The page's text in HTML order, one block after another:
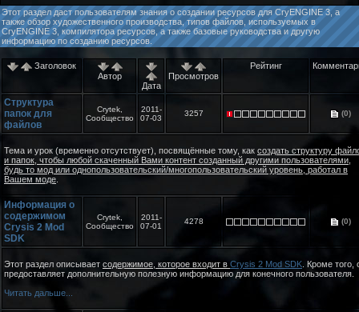
Этот раздел даст пользователям знания о создании ресурсов для CryENGINE 3, а
также обзор художественного производства, типов файлов, используемых в
CryENGINE 3, компилятора ресурсов, а также базовые руководства и другую
информацию по созданию ресурсов.
Заголовок
Автор
Дата
Просмотров
Рейтинг
Структура
папок для
файлов
Crytek,
Сообщество
2011-
07-03
3257 (0)
Тема и урок (временно отсутствует), посвящённые тому, как создать структуру
и папок, чтобы любой скаченный Вами контент созданный другими пользователями,
будь то мод или однопользовательский/многопользовательский уровень, работал в
Вашем моде
Информация о
содержимом
Crysis 2 Mod
SDK
Crytek,
Сообщество
2011-
07-01
4278 (0)
Этот раздел описывает содержимое, которое входит в Crysis 2 Mod SDK . Кроме того,
предоставляет дополнительную полезную информацию для конечного пользователя.
Читать дальше...